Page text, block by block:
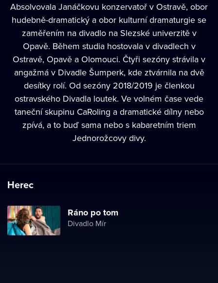
Absolvovala Janáčkovu konzervatoř v Ostravě, obor
hudebně-dramatický a obor kulturní dramaturgie se
zaměřením na divadlo na Slezské univerzitě v
Opavě. Během studia hostovala v divadlech v
Ostravě, Opavě a Olomouci. Čtyři sezóny strávila v
angažmá v Divadle Šumperk, kde ztvárnila na dvě
desítky rolí. Od sezóny 2018/2019 je členkou
ostravského Divadla loutek. Ve volném čase vede
taneční skupinu CaRoling a dramatické dílny nebo
zpívá, a to buď sama nebo s kabaretním triem
Jednorožcovy divy.
Herec
Ráno po tom
Divadlo Mír